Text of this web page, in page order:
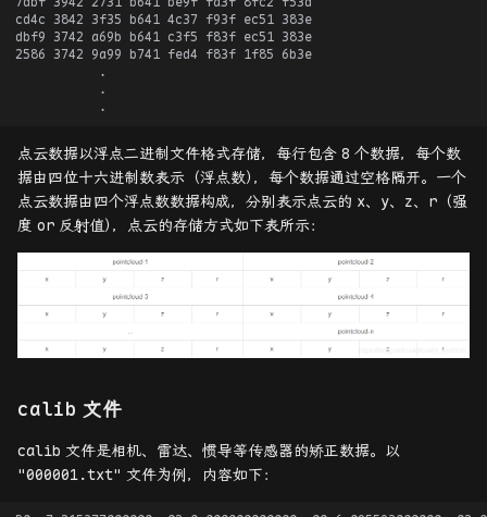
点云数据以浮点二进制文件格式存储，每行包含 8 个数据，每个数
据由四位十六进制数表示（浮点数），每个数据通过空格隔开。一个
点云数据由四个浮点数数据构成，分别表示点云的 x、y、z、r（强
度 or 反射值），点云的存储方式如下表所示：
calib 文件
calib 文件是相机、雷达、惯导等传感器的矫正数据。以
"000001.txt" 文件为例，内容如下：